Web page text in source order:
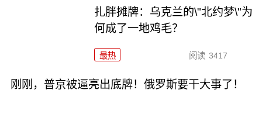
扎胖摊牌：乌克兰的\"北约梦\"为
何成了一地鸡毛？
最热 阅读 3417
刚刚，普京被逼亮出底牌！俄罗斯要干大事了！